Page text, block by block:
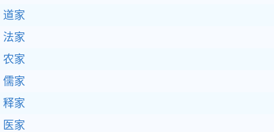
道家
法家
农家
儒家
释家
医家